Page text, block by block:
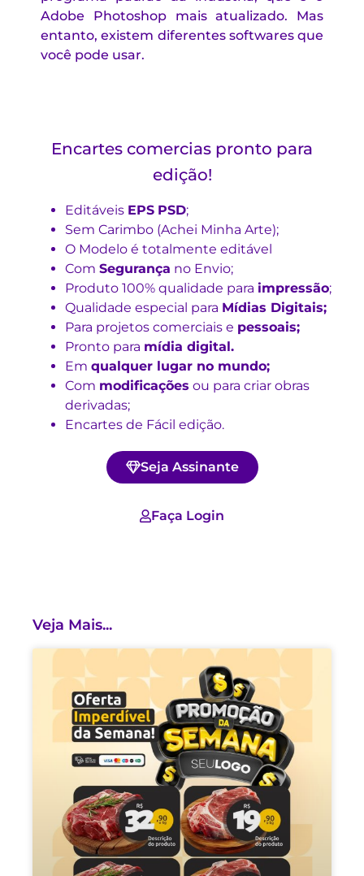
Adobe Photoshop mais atualizado. Mas
entanto, existem diferentes softwares que
você pode usar.
Encartes comercias pronto para
edição!
Editáveis EPS PSD;
Sem Carimbo (Achei Minha Arte);
O Modelo é totalmente editável
Com Segurança no Envio;
Produto 100% qualidade para impressão;
Qualidade especial para Mídias Digitais;
Para projetos comerciais e pessoais;
Pronto para mídia digital.
Em qualquer lugar no mundo;
Com modificações ou para criar obras
derivadas;
Encartes de Fácil edição.
Seja Assinante
Faça Login
Veja Mais...